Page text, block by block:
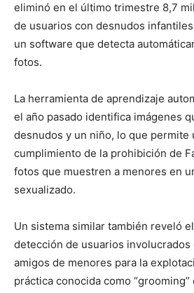
eliminó en el último trimestre 8,7
de usuarios con desnudos
un software que detecta
fotos.
La herramienta de aprendizaje
el año pasado identifica imágenes
desnudos y un niño, lo que permite
cumplimiento de la prohibición de
fotos que muestren a menores en
sexualizado.
Un sistema similar también reveló
detección de usuarios
amigos de menores para la
práctica conocida como